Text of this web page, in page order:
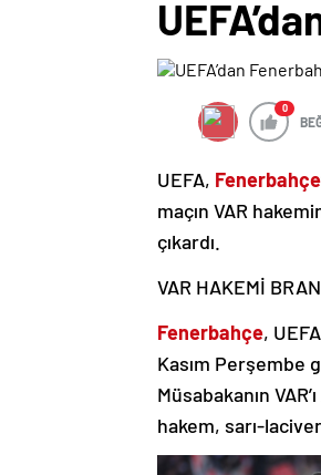
0
UEFA, Fenerbahçe
maçın VAR
çıkardı.
VAR HAKEMİ
Fenerbahçe,
Kasım Perşembe
Müsabakanın
hakem, sarı-